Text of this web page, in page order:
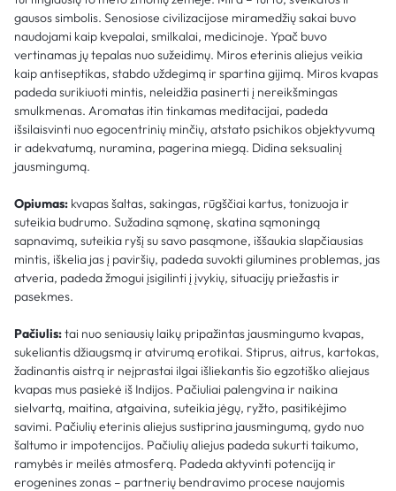
gausos simbolis. Senosiose civilizacijose miramedžių sakai buvo
naudojami kaip kvepalai, smilkalai, medicinoje. Ypač buvo
vertinamas jų tepalas nuo sužeidimų. Miros eterinis aliejus veikia
kaip antiseptikas, stabdo uždegimą ir spartina gijimą. Miros kvapas
padeda surikiuoti mintis, neleidžia pasinerti į nereikšmingas
smulkmenas. Aromatas itin tinkamas meditacijai, padeda
išsilaisvinti nuo egocentrinių minčių, atstato psichikos objektyvumą
ir adekvatumą, nuramina, pagerina miegą. Didina seksualinį
jausmingumą.
Opiumas: kvapas šaltas, sakingas, rūgščiai kartus, tonizuoja ir
suteikia budrumo. Sužadina sąmonę, skatina sąmoningą
sapnavimą, suteikia ryšį su savo pasąmone, iššaukia slapčiausias
mintis, iškelia jas į paviršių, padeda suvokti gilumines problemas, jas
atveria, padeda žmogui įsigilinti į įvykių, situacijų priežastis ir
pasekmes.
Pačiulis:tai nuo seniausių laikų pripažintas jausmingumo kvapas,
sukeliantis džiaugsmą ir atvirumą erotikai. Stiprus, aitrus, kartokas,
žadinantis aistrą ir neįprastai ilgai išliekantis šio egzotiško aliejaus
kvapas mus pasiekė iš Indijos. Pačiuliai palengvina ir naikina
sielvartą, maitina, atgaivina, suteikia jėgų, ryžto, pasitikėjimo
savimi. Pačiulių eterinis aliejus sustiprina jausmingumą, gydo nuo
šaltumo ir impotencijos. Pačiulių aliejus padeda sukurti taikumo,
ramybės ir meilės atmosferą. Padeda aktyvinti potenciją ir
erogenines zonas – partnerių bendravimo procese naujomis